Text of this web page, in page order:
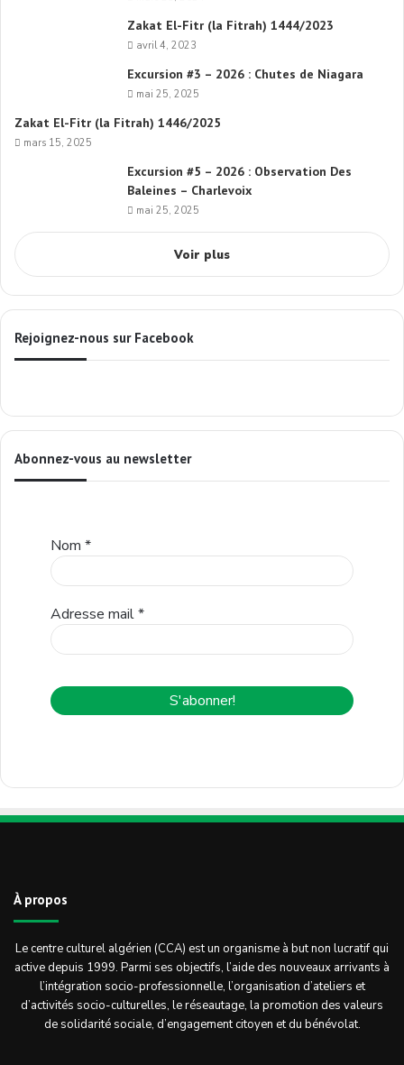
Zakat El-Fitr (la Fitrah) 1444/2023
avril 4, 2023
Excursion #3 – 2026 : Chutes de Niagara
mai 25, 2025
Zakat El-Fitr (la Fitrah) 1446/2025
mars 15, 2025
Excursion #5 – 2026 : Observation Des
Baleines – Charlevoix
mai 25, 2025
Voir plus
Rejoignez-nous sur Facebook
Abonnez-vous au newsletter
Nom *
Adresse mail*
À propos
Le centre culturel algérien (CCA) est un organisme à but non lucratif qui
active depuis 1999. Parmi ses objectifs, l’aide des nouveaux arrivants à
l’intégration socio-professionnelle, l’organisation d’ateliers et
d’activités socio-culturelles, le réseautage, la promotion des valeurs
de solidarité sociale, d’engagement citoyen et du bénévolat.